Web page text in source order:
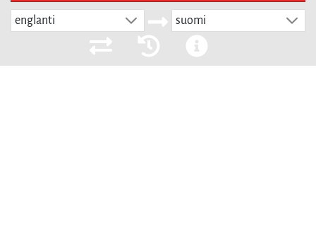
englanti suomi